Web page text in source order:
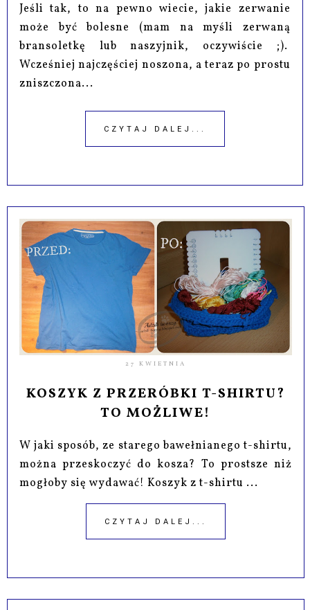
Jeśli tak, to na pewno wiecie, jakie zerwanie
może być bolesne (mam na myśli zerwaną
bransoletkę lub naszyjnik, oczywiście ;).
Wcześniej najczęściej noszona, a teraz po prostu
zniszczona...
CZYTAJ DALEJ...
27 KWIETNIA
KOSZYK Z PRZERÓBKI T-SHIRTU?
TO MOŻLIWE!
W jaki sposób, ze starego bawełnianego t-shirtu,
można przeskoczyć do kosza? To prostsze niż
mogłoby się wydawać! Koszyk z t-shirtu ...
CZYTAJ DALEJ...